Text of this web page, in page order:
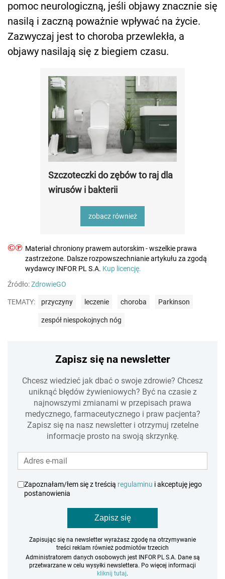
pomoc neurologiczną, jeśli objawy znacznie się
nasilą i zaczną poważnie wpływać na życie.
Zazwyczaj jest to choroba przewlekła, a
objawy nasilają się z biegiem czasu.
Szczoteczki do zębów to raj dla
wirusów i bakterii
zobacz również
©℗ Materiał chroniony prawem autorskim - wszelkie prawa
zastrzeżone. Dalsze rozpowszechnianie artykułu za zgodą
wydawcy INFOR PL S.A. Kup licencję.
Źródło:ZdrowieGO
TEMATY: przyczyny leczenie choroba Parkinson
zespół niespokojnych nóg
Zapisz się na newsletter
Chcesz wiedzieć jak dbać o swoje zdrowie? Chcesz
uniknąć błędów żywieniowych? Być na czasie z
najnowszymi zmianami w przepisach prawa
medycznego, farmaceutycznego i praw pacjenta?
Zapisz się na nasz newsletter i otrzymuj rzetelne
informacje prosto na swoją skrzynkę.
Zapoznałam/łem się z treścią regulaminu i akceptuję jego
postanowienia
Zapisz się
Zapisując się na newsletter wyrażasz zgodę na otrzymywanie
treści reklam również podmiotów trzecich
Administratorem danych osobowych jest INFOR PL S.A. Dane są
przetwarzane w celu wysyłki newslettera. Po więcej informacji
kliknij tutaj.